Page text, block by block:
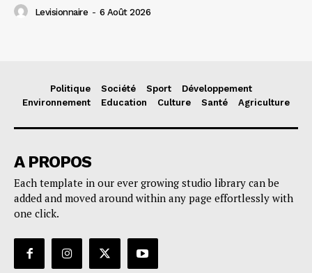
Levisionnaire - 6 Août 2026
Politique Société Sport
Développement
Environnement
Education Culture Santé Agriculture
A PROPOS
Each template in our ever growing studio library can be
added and moved around within any page effortlessly with
one click.